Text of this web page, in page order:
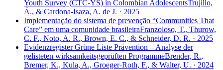
Youth Survey (CTC-YS) in Colombian AdolescentsTrujillo,
Á., & Cardona-Isaza, A. de J. · 2025
Implementação do sistema de prevenção “Communities That
Care” em uma comunidade brasileiraFranzoloso, T., Thurow,
C. F., Noto, A. R., Brown, E. C., & Schneider, D. R. · 2025
Evidenzregister Grüne Liste Prävention – Analyse der
gelisteten wirksamkeitsgeprüften ProgrammeBrender, R.,
Bremer, K., Kula, A., Groeger-Roth, F., & Walter, U. · 2024